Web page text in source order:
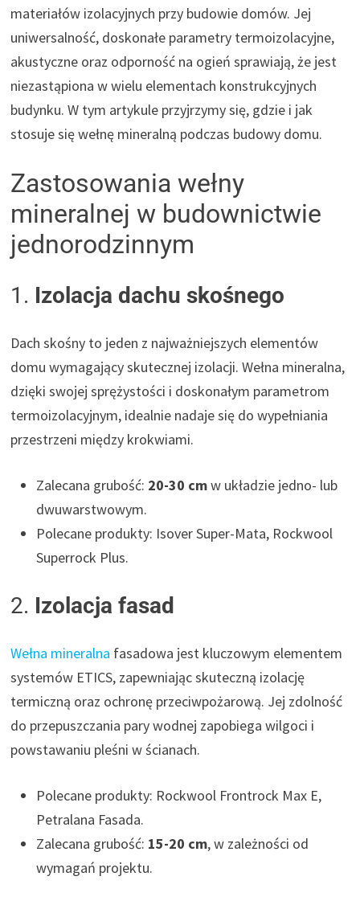
materiałów izolacyjnych przy budowie domów. Jej
uniwersalność, doskonałe parametry termoizolacyjne,
akustyczne oraz odporność na ogień sprawiają, że jest
niezastąpiona w wielu elementach konstrukcyjnych
budynku. W tym artykule przyjrzymy się, gdzie i jak
stosuje się wełnę mineralną podczas budowy domu.
Zastosowania wełny
mineralnej w budownictwie
jednorodzinnym
1. Izolacja dachu skośnego
Dach skośny to jeden z najważniejszych elementów
domu wymagający skutecznej izolacji. Wełna mineralna,
dzięki swojej sprężystości i doskonałym parametrom
termoizolacyjnym, idealnie nadaje się do wypełniania
przestrzeni między krokwiami.
Zalecana grubość: 20-30 cmw układzie jedno- lub
dwuwarstwowym.
Polecane produkty: Isover Super-Mata, Rockwool
Superrock Plus.
2. Izolacja fasad
Wełna mineralna fasadowa jest kluczowym elementem
systemów ETICS, zapewniając skuteczną izolację
termiczną oraz ochronę przeciwpożarową. Jej zdolność
do przepuszczania pary wodnej zapobiega wilgoci i
powstawaniu pleśni w ścianach.
Polecane produkty: Rockwool Frontrock Max E,
Petralana Fasada.
Zalecana grubość: 15-20 cm, w zależności od
wymagań projektu.